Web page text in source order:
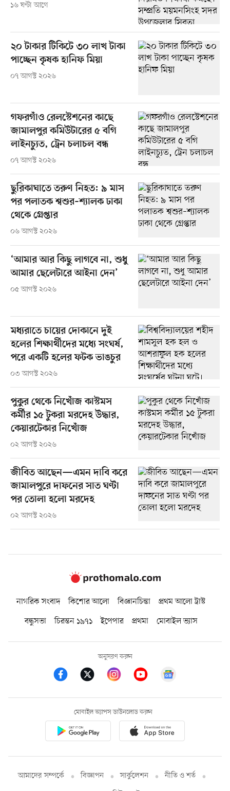
১৬ ঘণ্টা আগে
২০ টাকার টিকিটে ৩০ লাখ টাকা
পাচ্ছেন কৃষক হানিফ মিয়া
০৭ আগস্ট ২০২৬
গফরগাঁও রেলস্টেশনের কাছে
জামালপুর কমিউটারের ৫ বগি
লাইনচ্যুত, ট্রেন চলাচল বন্ধ
০৭ আগস্ট ২০২৬
ছুরিকাঘাতে তরুণ নিহত: ৯ মাস
পর পলাতক শ্বশুর–শ্যালক ঢাকা
থেকে গ্রেপ্তার
০৬ আগস্ট ২০২৬
‘আমার আর কিছু লাগবে না, শুধু
আমার ছেলেটারে আইনা দেন’
০৫ আগস্ট ২০২৬
মধ্যরাতে চায়ের দোকানে দুই
হলের শিক্ষার্থীদের মধ্যে সংঘর্ষ,
পরে একটি হলের ফটক ভাঙচুর
০৩ আগস্ট ২০২৬
পুকুর থেকে নিখোঁজ কাস্টমস
কর্মীর ১৫ টুকরা মরদেহ উদ্ধার,
কেয়ারটেকার নিখোঁজ
০২ আগস্ট ২০২৬
জীবিত আছেন—এমন দাবি করে
জামালপুরে দাফনের সাত ঘণ্টা
পর তোলা হলো মরদেহ
০২ আগস্ট ২০২৬
নাগরিক সংবাদ কিশোর আলো বিজ্ঞানচিন্তা
প্রথম আলো ট্রাস্ট
বন্ধুসভা
চিরন্তন ১৯৭১ ইপেপার প্রথমা মোবাইল ভ্যাস
অনুসরণ করুন
মোবাইল অ্যাপস ডাউনলোড করুন
আমাদের সম্পর্কে বিজ্ঞাপন সার্কুলেশন
নীতি ও শর্ত